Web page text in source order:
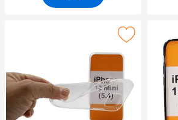
Merk ultra Thin TPU Deksel iPhone 13